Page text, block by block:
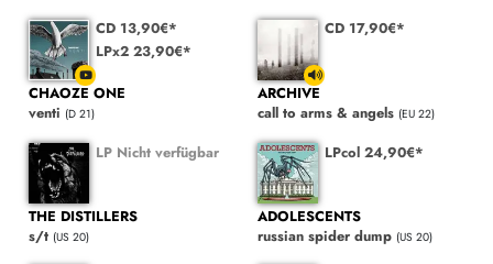
CD 13,90€*
LPx2 23,90€*
CHAOZE ONE
venti (D 21)
CD 17,90€*
ARCHIVE
call to arms & angels (EU 22)
LP Nicht verfügbar
THE DISTILLERS
s/t (US 20)
LPcol 24,90€*
ADOLESCENTS
russian spider dump (US 20)